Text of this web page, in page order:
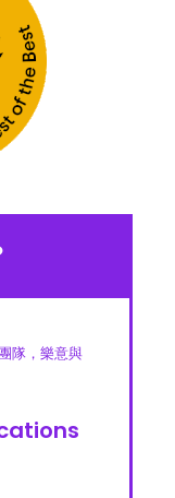
隊，樂意與